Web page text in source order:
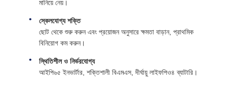
মানিয়ে নেয়।
স্কেলযোগ্য শক্তি
ছোট থেকে শুরু করুন এবং প্রয়োজন অনুসারে ক্ষমতা বাড়ান, প্রাথমিক
বিনিয়োগ কম করুন।
স্থিতিশীল ও নির্ভরযোগ্য
আইপি৬৫ ইনভার্টার, শক্তিশালী বিএমএস, দীর্ঘায়ু লাইফপিও৪ ব্যাটারি।